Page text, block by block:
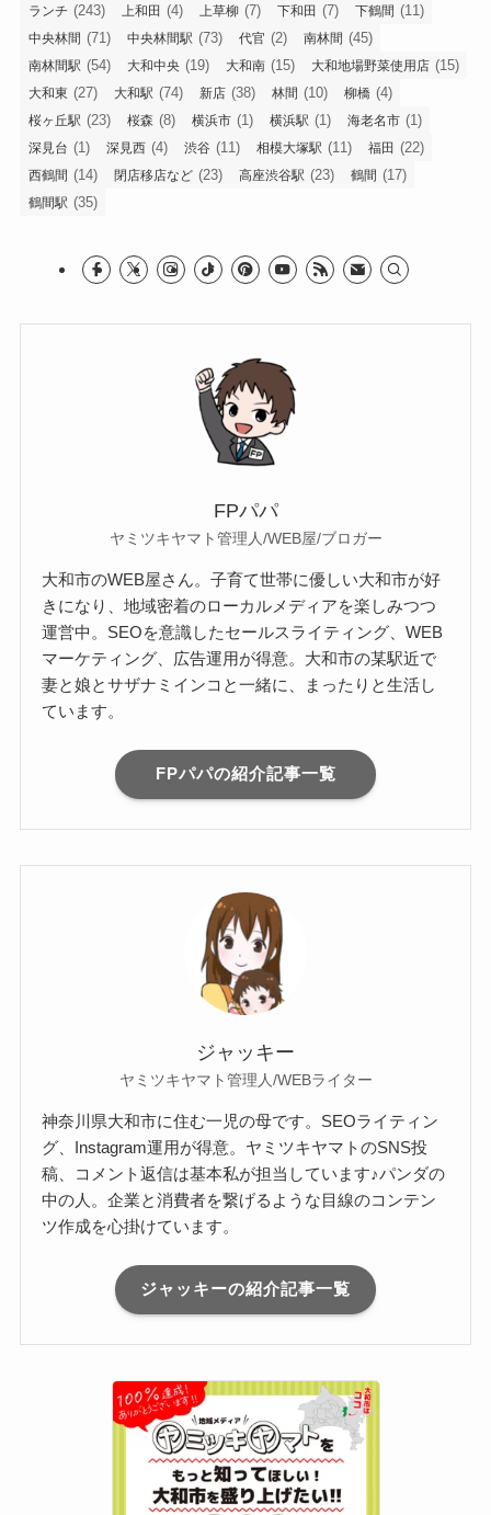
ランチ (243) 上和田 (4) 上草柳 (7) 下和田 (7) 下鶴間 (11)
中央林間 (71) 中央林間駅 (73) 代官 (2) 南林間 (45)
南林間駅 (54) 大和中央 (19) 大和南 (15) 大和地場野菜使用店 (15)
大和東 (27) 大和駅 (74) 新店 (38) 林間 (10) 柳橋 (4)
桜ヶ丘駅 (23) 桜森 (8) 横浜市 (1) 横浜駅 (1) 海老名市 (1)
深見台 (1) 深見西 (4) 渋谷 (11) 相模大塚駅 (11) 福田 (22)
西鶴間 (14) 閉店移店など (23) 高座渋谷駅 (23) 鶴間 (17)
鶴間駅 (35)
FPパパ
ヤミツキヤマト管理人/WEB屋/ブロガー
大和市のWEB屋さん。子育て世帯に優しい大和市が好
きになり、地域密着のローカルメディアを楽しみつつ
運営中。SEOを意識したセールスライティング、WEB
マーケティング、広告運用が得意。大和市の某駅近で
妻と娘とサザナミインコと一緒に、まったりと生活し
ています。
FPパパの紹介記事一覧
ジャッキー
ヤミツキヤマト管理人/WEBライター
神奈川県大和市に住む一児の母です。SEOライティン
グ、Instagram運用が得意。ヤミツキヤマトのSNS投
稿、コメント返信は基本私が担当しています♪パンダの
中の人。企業と消費者を繋げるような目線のコンテン
ツ作成を心掛けています。
ジャッキーの紹介記事一覧